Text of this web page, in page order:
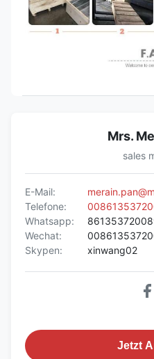
Mrs.
sales
E-Mail:
Telefone:
Whatsapp:
Wechat:
Skypen:
xinwang02
Jetzt